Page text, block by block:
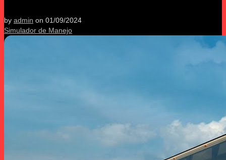
by admin on 01/09/2024
Simulador de Manejo